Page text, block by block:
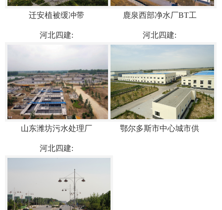
迁安植被缓冲带 鹿泉西部净水厂BT工
河北四建:
山东潍坊污水处理厂
河北四建:
鄂尔多斯市中心城市供
河北四建: